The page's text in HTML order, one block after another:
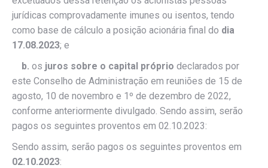
jurídicas comprovadamente imunes ou isentos, tendo
como base de cálculo a posição acionária final do dia
17.08.2023; e
b. os juros sobre o capital próprio declarados por
este Conselho de Administração em reuniões de 15 de
agosto, 10 de novembro e 1º de dezembro de 2022,
conforme anteriormente divulgado. Sendo assim, serão
pagos os seguintes proventos em 02.10.2023:
Sendo assim, serão pagos os seguintes proventos em
02.10.2023: